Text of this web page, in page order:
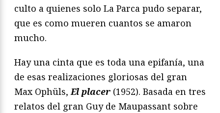
culto a quienes solo La Parca pudo separar,
que es como mueren cuantos se amaron
mucho.
Hay una cinta que es toda una epifanía, una
de esas realizaciones gloriosas del gran
Max Ophüls, El placer (1952). Basada en tres
relatos del gran Guy de Maupassant sobre